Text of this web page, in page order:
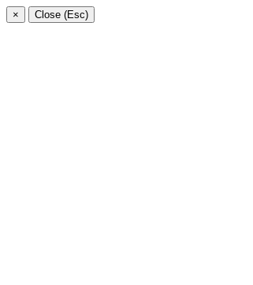
× Close (Esc)